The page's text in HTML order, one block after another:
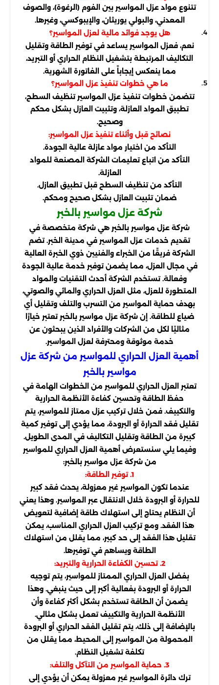
تتنوع مواد عزل المواسير بين الفوم (الرغوة)، والصوف
المعدني، والبولي يوريثان، والإيبوكسي، وغيرها.
هل يوجد فوائد مالية لعزل المواسير؟
نعم، فعزل المواسير يساعد في توفير الطاقة وتقليل
التكاليف المرتبطة بتشغيل النظام الحراري أو التبريد،
مما ينعكس إيجاباً على الفاتورة الشهرية.
ما هي خطوات تنفيذ عزل المواسير؟
تتضمن خطوات تنفيذ عزل المواسير تنظيف السطح،
تطبيق المواد العازلة، وتثبيت العازل بشكل محكم
وصحيح.
نصائح قبل وأثناء تنفيذ عزل المواسير:
التأكد من اختيار مواد عازلة عالية الجودة.
التأكد من اتباع تعليمات الشركة المصنعة للمواد
العازلة.
التأكد من تنظيف السطح قبل تطبيق العازل.
ضمان تثبيت العازل بشكل صحيح ومحكم.
شركة عزل مواسير بالخبر
شركة عزل مواسير بالخبر هي شركة متخصصة في
تقديم خدمات عزل المواسير في مدينة الخبر. تضم
الشركة فريقًا من الخبراء والفنيين ذوي الخبرة العالية
في مجال العزل، مما يضمن توفير خدمة عالية الجودة
وفعالة. تستخدم الشركة أحدث التقنيات والمواد
المتطورة للعزل، مثل العزل الحراري والمائي والصوتي،
بهدف حماية المواسير من التسرب والتلف وتقليل أي
ضياع للطاقة. إن شركة عزل مواسير بالخبر تعتبر خيارًا
مثاليًا لكل من الشركات والأفراد الذين يبحثون عن
خدمة موثوقة ومحترفة لعزل المواسير.
أهمية العزل الحراري للمواسير من شركة عزل
مواسير بالخبر
تعتبر العزل الحراري للمواسير من الخطوات الهامة في
حفظ الطاقة وتحسين كفاءة الأنظمة الحرارية
والتكييف. فمن خلال تركيب عزل ممتاز للمواسير، يتم
تقليل فقد الحرارة أو البرودة، مما يؤدي إلى توفير كمية
كبيرة من الطاقة وتقليل التكاليف في المدى الطويل.
وفيما يلي سنستعرض أهمية العزل الحراري للمواسير
من شركة عزل مواسير بالخبر:
1. توفير الطاقة:
عندما تكون المواسير غير معزولة، يحدث فقد كبير
للحرارة أو البرودة خلال الانتقال عبر المواسير. وهذا يعني
أن النظام يحتاج إلى استهلاك طاقة إضافية لتعويض
هذا الفقد. ومع تركيب العزل الحراري المناسب، يمكن
تقليل هذا الفقد إلى حد كبير، مما يقلل من استهلاك
الطاقة ويساهم في توفيرها.
2. تحسين الكفاءة الحرارية والتبريد:
بفضل العزل الحراري الممتاز للمواسير، يتم توجيه
الحرارة أو البرودة بفعالية أكبر إلى حيث ينبغي. وهذا
يضمن أن الطاقة تستخدم بشكل أكثر كفاءة وأن
الأنظمة الحرارية والتكييف تعمل بشكل مثالي.
بالإضافة إلى ذلك، يتم تقليل الفقد الحراري أو البرودة
المحمولة من المواسير إلى المحيط، مما يقلل من
تكلفة تشغيل النظام.
3. حماية المواسير من التآكل والتلف:
ترك دائرة المواسير غير معزولة يمكن أن يؤدي إلى